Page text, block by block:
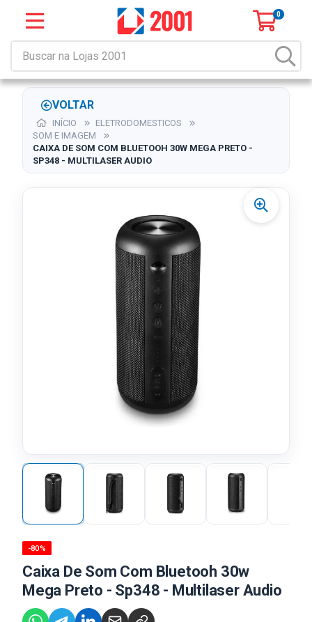
0
VOLTAR
INÍCIO
ELETRODOMESTICOS
SOM E IMAGEM
CAIXA DE SOM COM BLUETOOH 30W MEGA PRETO -
SP348 - MULTILASER AUDIO
-80%
Caixa De Som Com Bluetooh 30w
Mega Preto - Sp348 - Multilaser Audio